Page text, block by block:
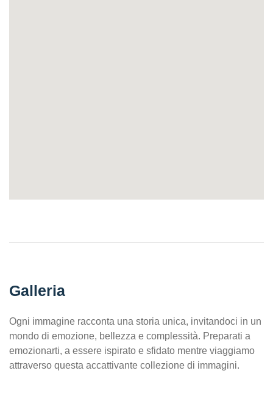
Galleria
Ogni immagine racconta una storia unica, invitandoci in un
mondo di emozione, bellezza e complessità. Preparati a
emozionarti, a essere ispirato e sfidato mentre viaggiamo
attraverso questa accattivante collezione di immagini.